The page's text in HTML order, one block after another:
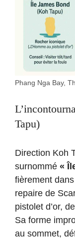
Phang Nga Bay,
Tapu)
Direction Koh
surnommé «
fièrement
repaire de
pistolet d’or,
Sa forme
au sommet,